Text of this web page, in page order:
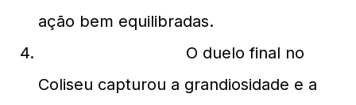
ação bem equilibradas.
O duelo final no
Coliseu capturou a grandiosidade e a